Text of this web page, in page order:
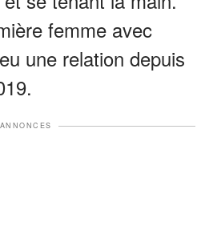
femme avec
une relation depuis
ANNONCES